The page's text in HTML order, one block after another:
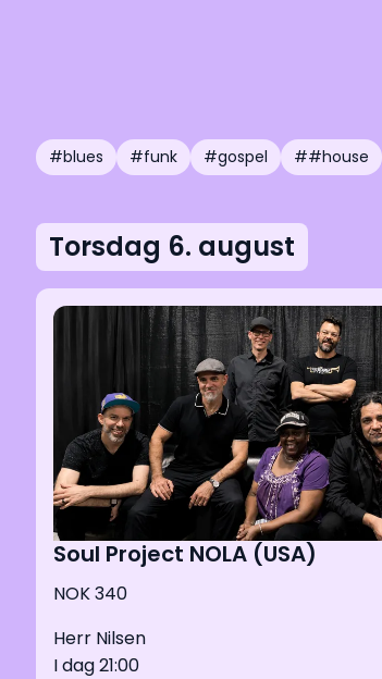
#blues #funk #gospel ##house
Torsdag 6. august
Soul Project NOLA (USA)
NOK 340
Herr Nilsen
I dag 21:00